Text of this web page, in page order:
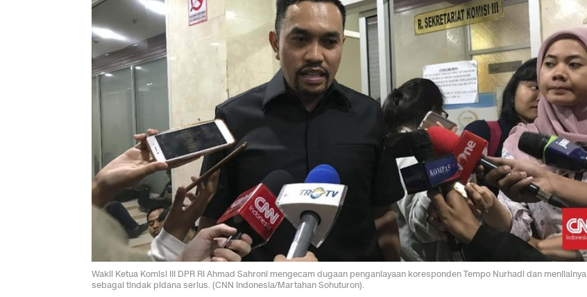
Wakil Ketua Komisi III DPR RI Ahmad Sahroni mengecam dugaan penganiayaan koresponden Tempo Nurhadi dan menilainya
sebagai tindak pidana serius. (CNN Indonesia/Martahan Sohuturon).